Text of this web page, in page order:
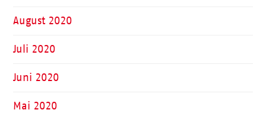
August 2020
Juli 2020
Juni 2020
Mai 2020